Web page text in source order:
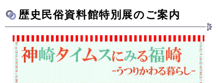
歴史民俗資料館特別展のご案内